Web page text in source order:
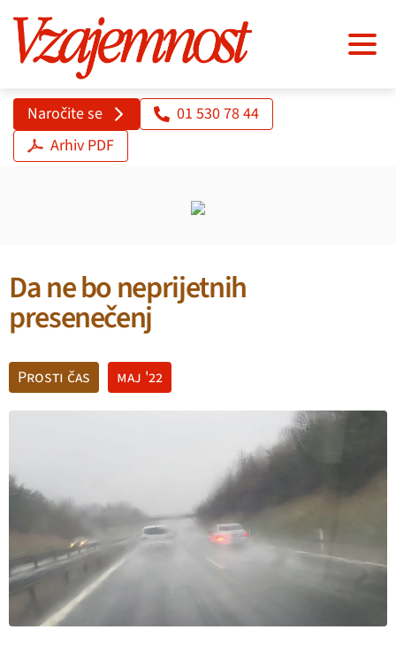
Naročite se
01 530 78 44
Arhiv PDF
Da ne bo neprijetnih
presenečenj
Prosti čas maj '22